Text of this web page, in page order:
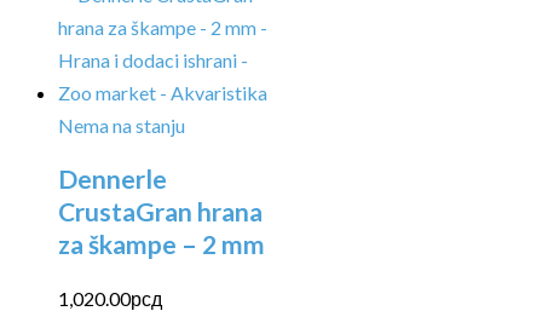
Nema na stanju
Dennerle
CrustaGran hrana
za škampe – 2 mm
1,020.00рсд